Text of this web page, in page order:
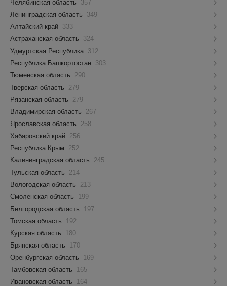
Челябинская область
357
Ленинградская область
349
Алтайский край 333
Астраханская область
324
Удмуртская Республика 312
Республика Башкортостан 303
Тюменская область
290
Тверская область
279
Рязанская область
279
Владимирская область
267
Ярославская область
258
Хабаровский край 256
Республика Крым
252
Калининградская область
245
Тульская область
214
Вологодская область
213
Смоленская область
199
Белгородская область
197
Томская область
192
Курская область
180
Брянская область
170
Оренбургская область
169
Тамбовская область
165
Ивановская область
164